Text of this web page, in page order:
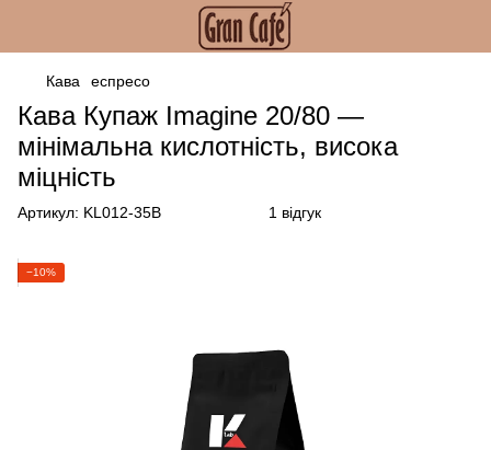
Кава еспресо
Кава Купаж Imagine 20/80 —
мінімальна кислотність, висока
міцність
Артикул: KL012-35B 1 відгук
−10%